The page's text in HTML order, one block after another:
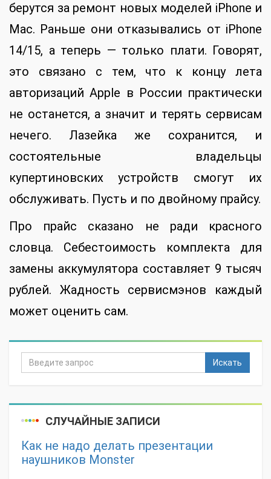
берутся за ремонт новых моделей iPhone и
Mac. Раньше они отказывались от iPhone
14/15, а теперь — только плати. Говорят,
это связано с тем, что к концу лета
авторизаций Apple в России практически
не останется, а значит и терять сервисам
нечего. Лазейка же сохранится, и
состоятельные владельцы
купертиновских устройств смогут их
обслуживать. Пусть и по двойному прайсу.
Про прайс сказано не ради красного
словца. Себестоимость комплекта для
замены аккумулятора составляет 9 тысяч
рублей. Жадность сервисмэнов каждый
может оценить сам.
Искать
СЛУЧАЙНЫЕ ЗАПИСИ
Как не надо делать презентации
наушников Monster